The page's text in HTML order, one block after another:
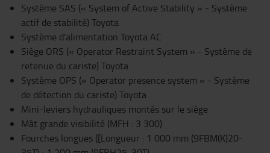
Système SAS (« System of Active Stability » - Système
actif de stabilité) Toyota
Système d'alimentation Toyota AC
Siège ORS (« Operator Restraint System » - Système de
retenue du cariste) Toyota
Système OPS (« Operator presence system » - Système
de détection du cariste) Toyota
Mini-leviers hydrauliques montés sur le siège
Mât grande visibilité (MFH : 3 300)
Fourches longues ([Longueur : 1 000 mm (9FBM(K)20-